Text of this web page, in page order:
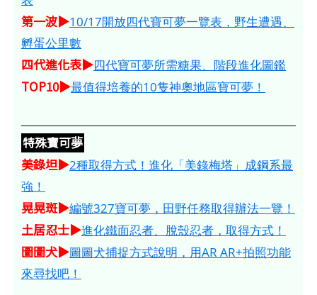
第一波▶10/17開放四代寶可夢一覽表，野生遭遇、
孵蛋公里數
四代進化表▶四代寶可夢所需糖果、階段進化圖鑑
TOP10▶最值得培養的10隻神奧地區寶可夢！
特殊寶可夢
美錄坦▶2種取得方式！進化「美錄梅塔」成鋼系最
強！
晃晃斑▶編號327寶可夢，田野任務取得辦法一覽！
土居忍士▶進化鐵面忍者、脫殼忍者，取得方式！
圖圖犬▶圖圖犬捕捉方式說明，用AR AR+拍照功能
來尋找吧！